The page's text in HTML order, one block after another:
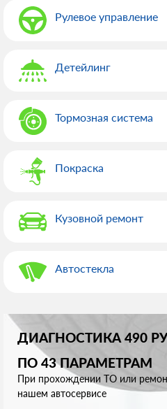
Рулевое управление
Детейлинг
Тормозная система
Покраска
Кузовной ремонт
Автостекла
ДИАГНОСТИКА 490
ПО 43 ПАРАМЕТРАМ
При прохождении ТО или
нашем автосервисе